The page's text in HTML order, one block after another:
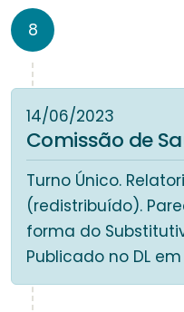
8
14/06/2023
Comissão de
Turno Único.
(redistribuído).
forma do
Publicado no DL em